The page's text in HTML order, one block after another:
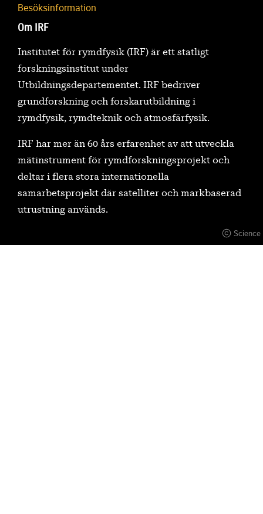
Science
Besöksinformation
Om IRF
Institutet för rymdfysik (IRF) är ett statligt
forskningsinstitut under
Utbildningsdepartementet. IRF bedriver
grundforskning och forskarutbildning i
rymdfysik, rymdteknik och atmosfärfysik.
IRF har mer än 60 års erfarenhet av att utveckla
mätinstrument för rymdforskningsprojekt och
deltar i flera stora internationella
samarbetsprojekt där satelliter och markbaserad
utrustning används.